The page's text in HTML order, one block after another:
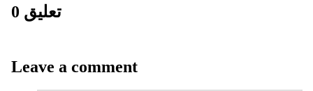
0 تعليق
Leave a comment